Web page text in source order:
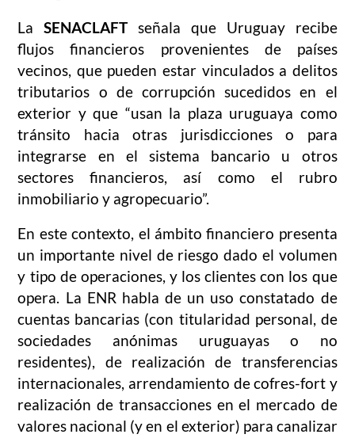
LaSENACLAFT señala que Uruguay recibe
flujos financieros provenientes de países
vecinos, que pueden estar vinculados a delitos
tributarios o de corrupción sucedidos en el
exterior y que “usan la plaza uruguaya como
tránsito hacia otras jurisdicciones o para
integrarse en el sistema bancario u otros
sectores financieros, así como el rubro
inmobiliario y agropecuario”.
En este contexto, el ámbito financiero presenta
un importante nivel de riesgo dado el volumen
y tipo de operaciones, y los clientes con los que
opera. La ENR habla de un uso constatado de
cuentas bancarias (con titularidad personal, de
sociedades anónimas uruguayas o no
residentes), de realización de transferencias
internacionales, arrendamiento de cofres-fort y
realización de transacciones en el mercado de
valores nacional (y en el exterior) para canalizar